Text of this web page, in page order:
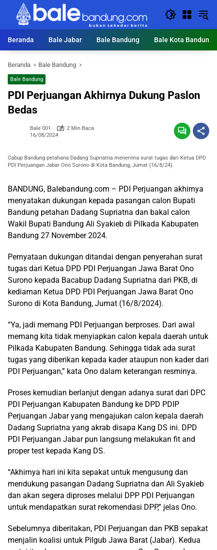
Langsung
konten
Beranda
Bale Jabar Bale Bandung Bale Kota Bandung
Beranda Bale Bandung
Bale Bandung
PDI Perjuangan Akhirnya Dukung Paslon
Bedas
Bale 001
2 Min Baca
16/08/2024
Cabup Bandung petahana Dadang Supriatna menerima surat tugas dari Ketua DPD
PDI Perjuangan Jabar Ono Surono di Kota Bandung, Jumat (16/8/24).
BANDUNG, Balebandung.com – PDI Perjuangan akhirnya
menyatakan dukungan kepada pasangan calon Bupati
Bandung petahan Dadang Supriatna dan bakal calon
Wakil Bupati Bandung Ali Syakieb di Pilkada Kabupaten
Bandung 27 November 2024.
Pernyataan dukungan ditandai dengan penyerahan surat
tugas dari Ketua DPD PDI Perjuangan Jawa Barat Ono
Surono kepada Bacabup Dadang Supriatna dari PKB, di
kediaman Ketua DPD PDI Perjuangan Jawa Barat Ono
Surono di Kota Bandung, Jumat (16/8/2024).
“Ya, jadi memang PDI Perjuangan berproses. Dari awal
memang kita tidak menyiapkan calon kepala daerah untuk
Pilkada Kabupaten Bandung. Sehingga tidak ada surat
tugas yang diberikan kepada kader ataupun non kader dari
PDI Perjuangan,” kata Ono dalam keterangan resminya.
Proses kemudian berlanjut dengan adanya surat dari DPC
PDI Perjuangan Kabupaten Bandung ke DPD PDIP
Perjuangan Jabar yang mengajukan calon kepala daerah
Dadang Supriatna yang akrab disapa Kang DS ini. DPD
PDI Perjuangan Jabar pun langsung melakukan fit and
proper test kepada Kang DS.
“Akhirnya hari ini kita sepakat untuk mengusung dan
mendukung pasangan Dadang Supriatna dan Ali Syakieb
dan akan segera diproses melalui DPP PDI Perjuangan
untuk mendapatkan surat rekomendasi DPP,” jelas Ono.
Sebelumnya diberitakan, PDI Perjuangan dan PKB sepakat
menjalin koalisi untuk Pilgub Jawa Barat (Jabar). Kedua